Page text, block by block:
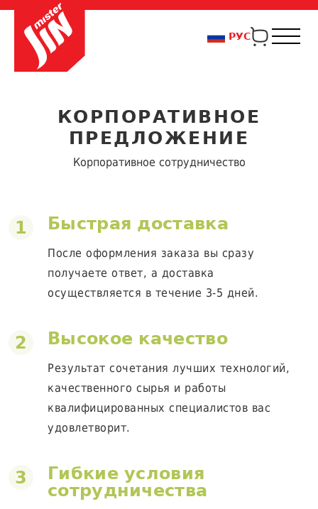
РУС
КОРПОРАТИВНОЕ
ПРЕДЛОЖЕНИЕ
Корпоративное сотрудничество
1 Быстрая доставка
После оформления заказа вы сразу
получаете ответ, а доставка
осуществляется в течение 3-5 дней.
2 Высокое качество
Результат сочетания лучших технологий,
качественного сырья и работы
квалифицированных специалистов вас
удовлетворит.
3
Гибкие условия
сотрудничества